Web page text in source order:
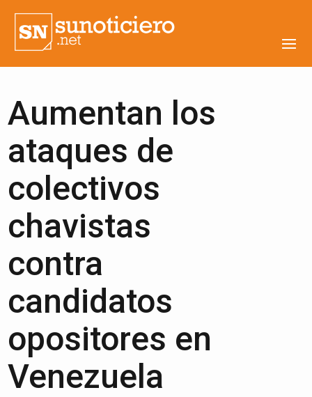
Aumentan los
ataques de
colectivos
chavistas
contra
candidatos
opositores en
Venezuela